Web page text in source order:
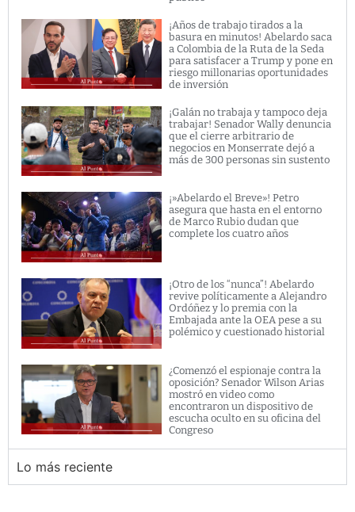
¡Años de trabajo tirados a la
basura en minutos! Abelardo saca
a Colombia de la Ruta de la Seda
para satisfacer a Trump y pone en
riesgo millonarias oportunidades
de inversión
¡Galán no trabaja y tampoco deja
trabajar! Senador Wally denuncia
que el cierre arbitrario de
negocios en Monserrate dejó a
más de 300 personas sin sustento
¡»Abelardo el Breve»! Petro
asegura que hasta en el entorno
de Marco Rubio dudan que
complete los cuatro años
¡Otro de los “nunca”! Abelardo
revive políticamente a Alejandro
Ordóñez y lo premia con la
Embajada ante la OEA pese a su
polémico y cuestionado historial
¿Comenzó el espionaje contra la
oposición? Senador Wilson Arias
mostró en video como
encontraron un dispositivo de
escucha oculto en su oficina del
Congreso
Lo más reciente